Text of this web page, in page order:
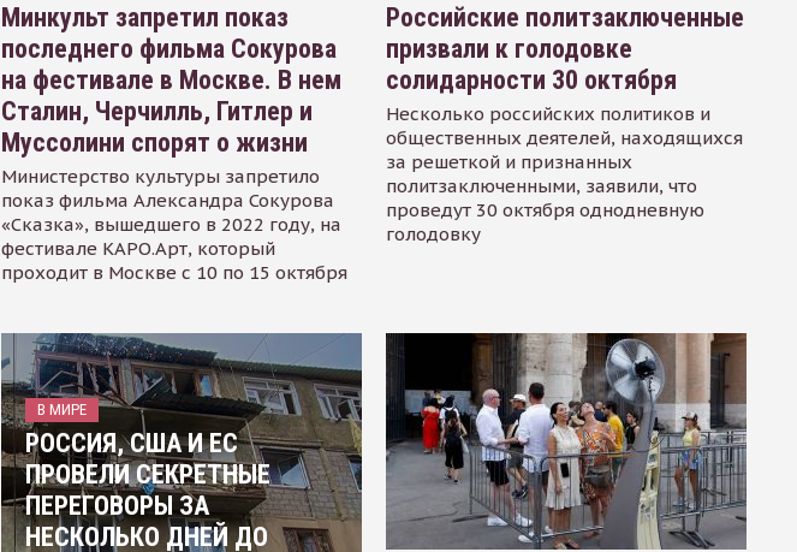
Минкульт запретил показ
последнего фильма Сокурова
на фестивале в Москве. В нем
Сталин, Черчилль, Гитлер и
Муссолини спорят о жизни
Министерство культуры запретило
показ фильма Александра Сокурова
«Сказка», вышедшего в 2022 году, на
фестивале КАРО.Арт, который
проходит в Москве с 10 по 15 октября
Российские политзаключенные
призвали к голодовке
солидарности 30 октября
Несколько российских политиков и
общественных деятелей, находящихся
за решеткой и признанных
политзаключенными, заявили, что
проведут 30 октября однодневную
голодовку
В МИРЕ
РОССИЯ, США И ЕС
ПРОВЕЛИ СЕКРЕТНЫЕ
ПЕРЕГОВОРЫ ЗА
НЕСКОЛЬКО ДНЕЙ ДО